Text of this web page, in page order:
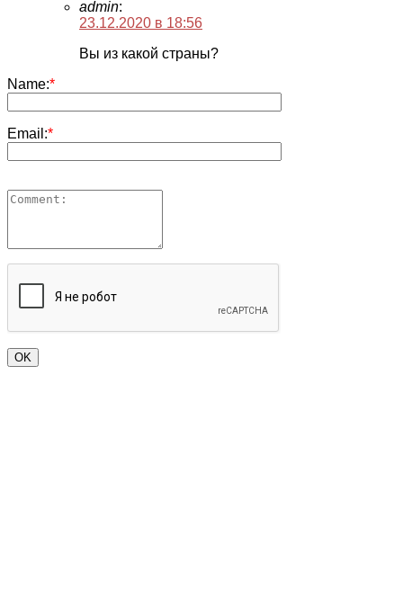
admin:
23.12.2020 в 18:56
Вы из какой страны?
Name:*
Email:*